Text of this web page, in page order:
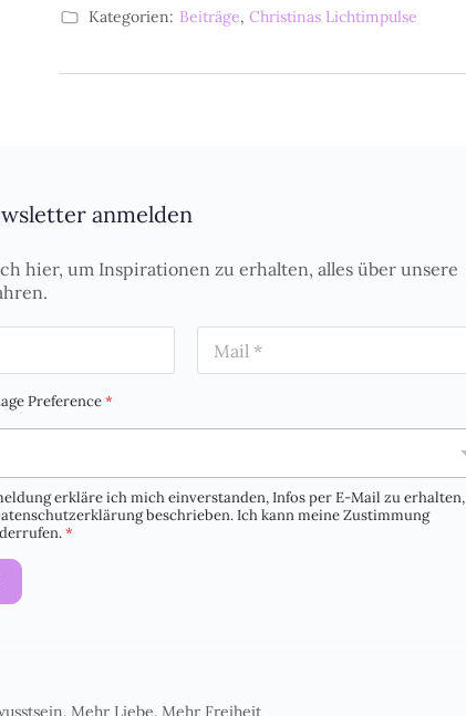
Kategorien: Beiträge, Christinas Lichtimpulse
anmelden
hier, um Inspirationen zu erhalten, alles über unsere
a
Preference*
erkläre ich mich einverstanden, Infos per E-Mail zu erhalten,
beschrieben. Ich kann meine Zustimmung
*
Mehr Liebe. Mehr Freiheit